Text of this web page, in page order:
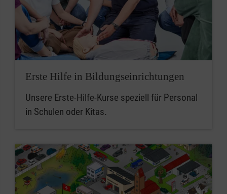
Erste Hilfe in Bildungseinrichtungen
Unsere Erste-Hilfe-Kurse speziell für Personal
in Schulen oder Kitas.